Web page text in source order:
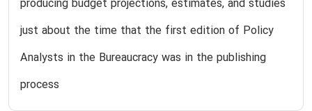
producing budget projections, estimates, and studies
just about the time that the first edition of Policy
Analysts in the Bureaucracy was in the publishing
process